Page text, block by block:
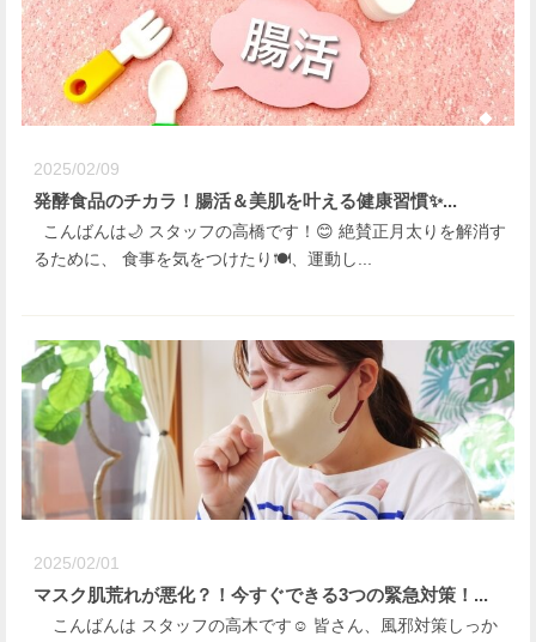
2025/02/09
発酵食品のチカラ！腸活＆美肌を叶える健康習慣✨...
こんばんは🌙 スタッフの高橋です！😊 絶賛正月太りを解消す
るために、 食事を気をつけたり🍽️、運動し...
2025/02/01
マスク肌荒れが悪化？！今すぐできる3つの緊急対策！...
こんばんは スタッフの高木です☺️ 皆さん、風邪対策しっか